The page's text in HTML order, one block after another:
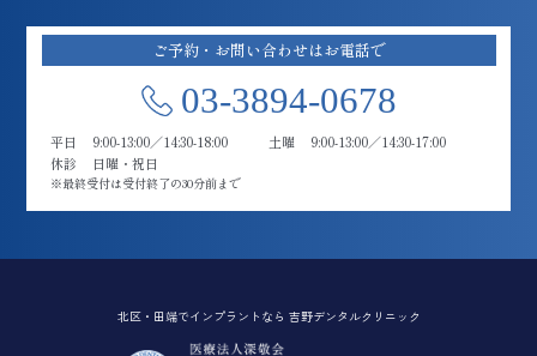
ご予約・お問い合わせはお電話で
03-3894-0678
平日 9:00-13:00／14:30-18:00 土曜
9:00-13:00／14:30-17:00
休診
日曜・祝日
※最終受付は受付終了の30分前まで
北区・田端でインプラントなら 吉野デンタルクリニック